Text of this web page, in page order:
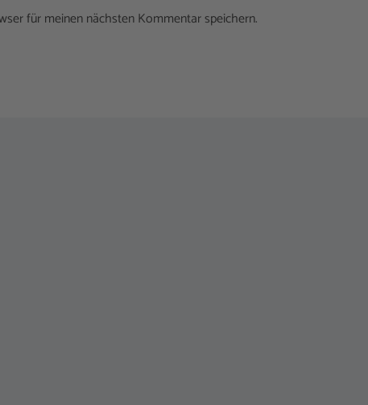
für meinen nächsten Kommentar speichern.